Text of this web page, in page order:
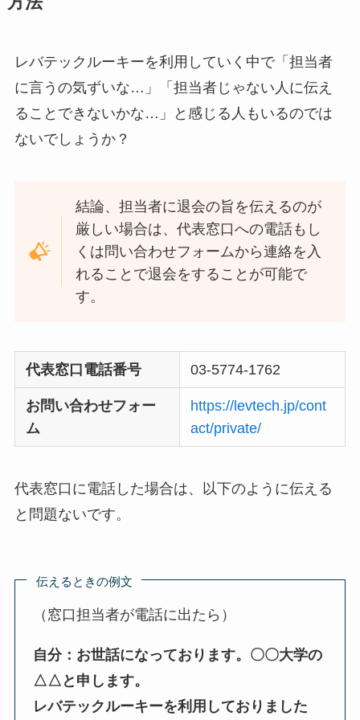
レバテックルーキーを利用していく中で「担当者
に言うの気ずいな…」「担当者じゃない人に伝え
ることできないかな…」と感じる人もいるのでは
ないでしょうか？
結論、担当者に退会の旨を伝えるのが
厳しい場合は、代表窓口への電話もし
くは問い合わせフォームから連絡を入
れることで退会をすることが可能で
す。
代表窓口電話番号 03-5774-1762
お問い合わせフォー
ム
https://levtech.jp/cont
act/private/
代表窓口に電話した場合は、以下のように伝える
と問題ないです。
伝えるときの例文
（窓口担当者が電話に出たら）
自分：お世話になっております。〇〇大学の
△△と申します。
レバテックルーキーを利用しておりました